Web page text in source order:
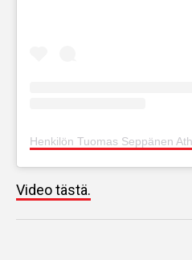
Video tästä.